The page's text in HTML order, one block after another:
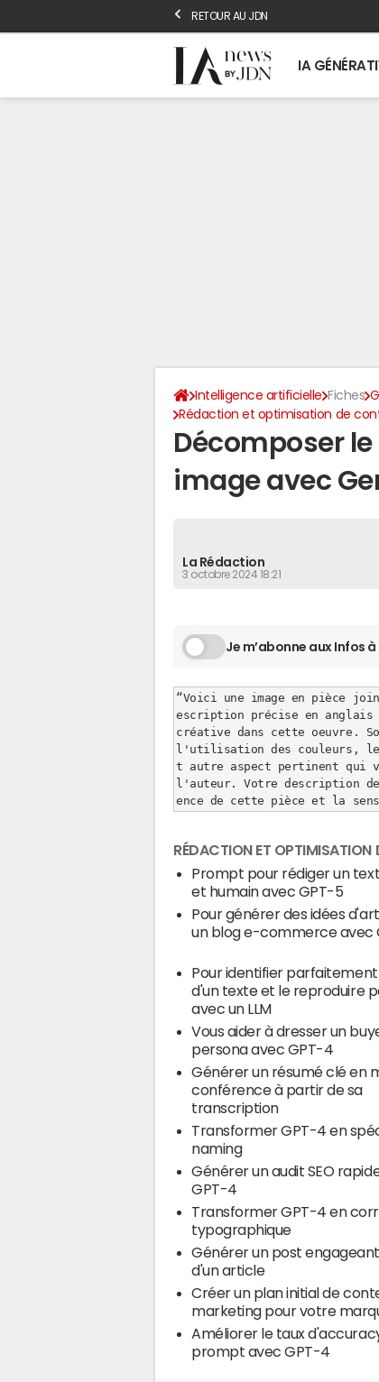
RETOUR AU JDN
IA
Intelligence artificielle Fiches
Rédaction et optimisation de
Décomposer
image avec
La Rédaction
3 octobre 2024 18:21
Je m’abonne aux Infos
“Voici une image en pièce
escription précise en
créative dans cette oeuvre.
l'utilisation des couleurs,
t autre aspect pertinent qui
l'auteur. Votre description
ence de cette pièce et la
RÉDACTION ET OPTIMISATION
Prompt pour rédiger un
et humain avec GPT-5
Pour générer des idées
un blog e-commerce avec
Pour identifier
d'un texte et le reproduire
avec un LLM
Vous aider à dresser un
persona avec GPT-4
Générer un résumé clé en
conférence à partir de sa
transcription
Transformer GPT-4 en
naming
Générer un audit SEO
GPT-4
Transformer GPT-4 en
typographique
Générer un post
d'un article
Créer un plan initial de
marketing pour votre
Améliorer le taux
prompt avec GPT-4